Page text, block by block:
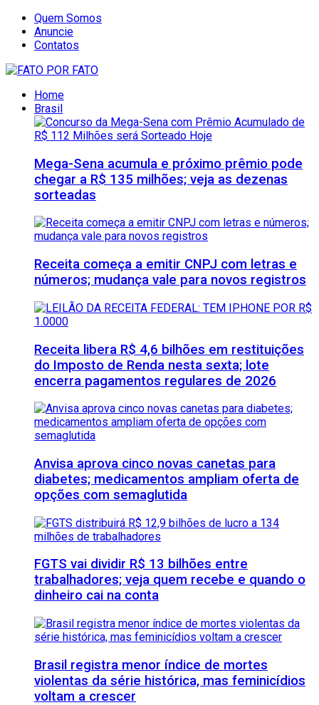
Quem Somos
Anuncie
Contatos
Home
Brasil
Mega-Sena acumula e próximo prêmio pode
chegar a R$ 135 milhões; veja as dezenas
sorteadas
Receita começa a emitir CNPJ com letras e
números; mudança vale para novos registros
Receita libera R$ 4,6 bilhões em restituições
do Imposto de Renda nesta sexta; lote
encerra pagamentos regulares de 2026
Anvisa aprova cinco novas canetas para
diabetes; medicamentos ampliam oferta de
opções com semaglutida
FGTS vai dividir R$ 13 bilhões entre
trabalhadores; veja quem recebe e quando o
dinheiro cai na conta
Brasil registra menor índice de mortes
violentas da série histórica, mas feminicídios
voltam a crescer